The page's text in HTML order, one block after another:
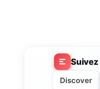
Suivez
Discover